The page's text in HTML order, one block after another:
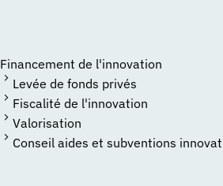
Financement de l'innovation
Levée de fonds privés
Fiscalité de l'innovation
Valorisation
Conseil aides et subventions